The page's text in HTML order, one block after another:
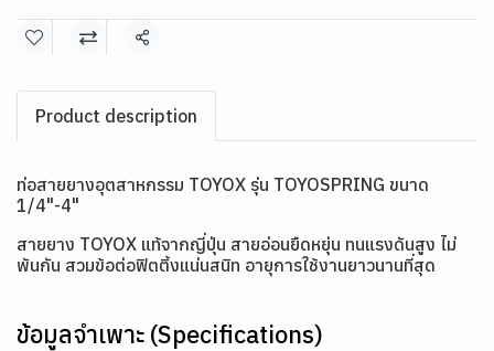
แชร์
Product description
ท่อสายยางอุตสาหกรรม TOYOX รุ่น TOYOSPRING ขนาด
1/4"-4"
สายยาง TOYOX แท้จากญี่ปุ่น สายอ่อนยืดหยุ่น ทนแรงดันสูง ไม่
พันกัน สวมข้อต่อฟิตติ้งแน่นสนิท อายุการใช้งานยาวนานที่สุด
ข้อมูลจำเพาะ (Specifications)